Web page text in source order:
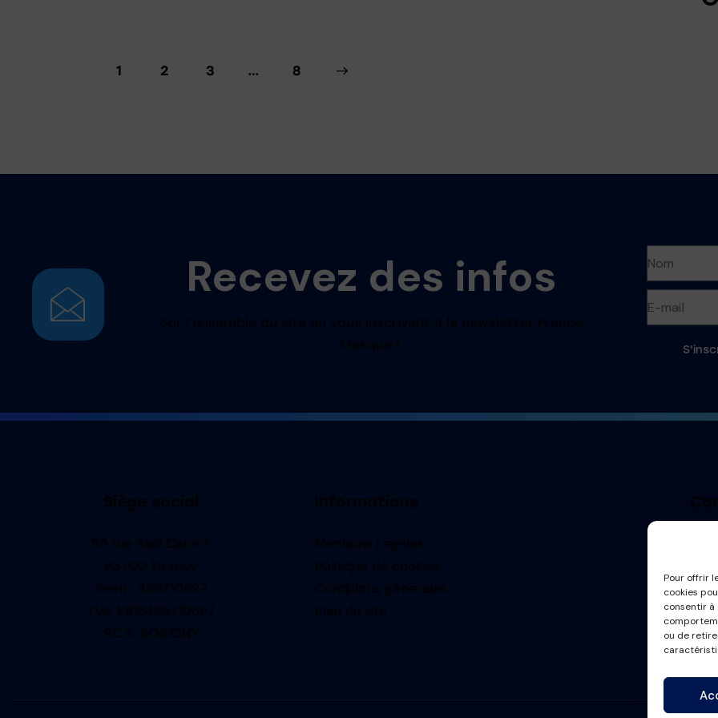
Pour offrir
cookies
consentir
ou de
1 2 3 … 8
>
Recevez des infos
Sur l’ensemble du site en vous inscrivant à la newsletter France
Masque !
Siège social
55 rue Sadi Carnot
93700 Drancy
Siren : 499710697
TVA: FR13499710697
R.C.S. BOBIGNY
Informations
Mentions Légales
Politique de cookies
Conditions générales
Plan du site